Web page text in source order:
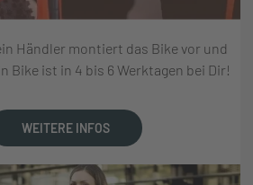
Händler montiert das Bike vor und
Bike ist in 4 bis 6 Werktagen bei Dir!
WEITERE INFOS